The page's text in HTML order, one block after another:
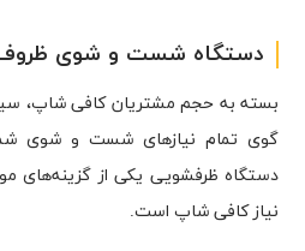
دستگاه شست و شوی
گوی تمام نیازهای شست و شوی
دستگاه ظرفشویی یکی از گزینه‌های
نیاز کافی شاپ است.